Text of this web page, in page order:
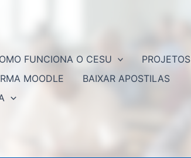
FUNCIONA O CESU
PROJETOS
MOODLE
BAIXAR APOSTILAS